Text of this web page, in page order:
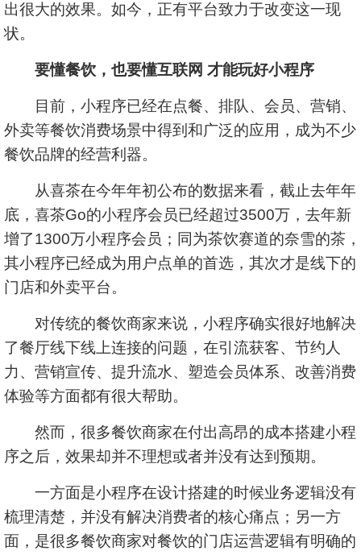
出很大的效果。如今，正有平台致力于改变这一现
状。
要懂餐饮，也要懂互联网 才能玩好小程序
目前，小程序已经在点餐、排队、会员、营销、
外卖等餐饮消费场景中得到和广泛的应用，成为不少
餐饮品牌的经营利器。
从喜茶在今年年初公布的数据来看，截止去年年
底，喜茶Go的小程序会员已经超过3500万，去年新
增了1300万小程序会员；同为茶饮赛道的奈雪的茶，
其小程序已经成为用户点单的首选，其次才是线下的
门店和外卖平台。
对传统的餐饮商家来说，小程序确实很好地解决
了餐厅线下线上连接的问题，在引流获客、节约人
力、营销宣传、提升流水、塑造会员体系、改善消费
体验等方面都有很大帮助。
然而，很多餐饮商家在付出高昂的成本搭建小程
序之后，效果却并不理想或者并没有达到预期。
一方面是小程序在设计搭建的时候业务逻辑没有
梳理清楚，并没有解决消费者的核心痛点；另一方
面，是很多餐饮商家对餐饮的门店运营逻辑有明确的